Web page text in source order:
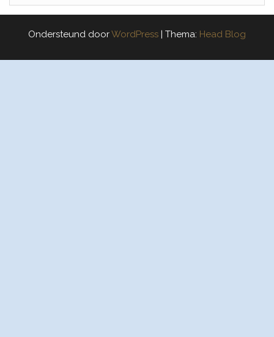
Ondersteund doorWordPress | Thema: Head Blog